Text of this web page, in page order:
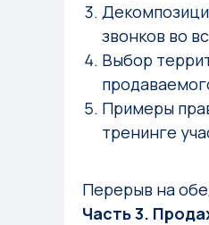
звонков во
Выбор
Примеры
тренинге
Перерыв на
Часть 3.